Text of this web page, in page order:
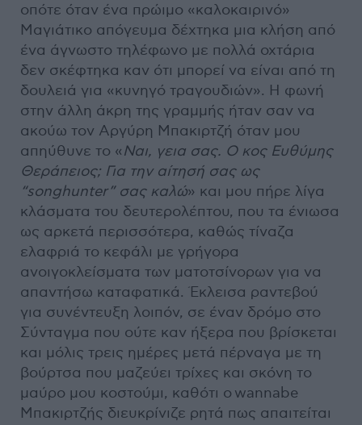
οπότε όταν ένα πρώιμο «καλοκαιρινό»
Μαγιάτικο απόγευμα δέχτηκα μια κλήση από
ένα άγνωστο τηλέφωνο με πολλά οχτάρια
δεν σκέφτηκα καν ότι μπορεί να είναι από τη
δουλειά για «κυνηγό τραγουδιών». Η φωνή
στην άλλη άκρη της γραμμής ήταν σαν να
ακούω τον Αργύρη Μπακιρτζή όταν μου
απηύθυνε το «Ναι, γεια σας. Ο κος Ευθύμης
Θεράπειος; Για την αίτησή σας ως
“songhunter” σας καλώ» και μου πήρε λίγα
κλάσματα του δευτερολέπτου, που τα ένιωσα
ως αρκετά περισσότερα, καθώς τίναζα
ελαφριά το κεφάλι με γρήγορα
ανοιγοκλείσματα των ματοτσίνορων για να
απαντήσω καταφατικά. Έκλεισα ραντεβού
για συνέντευξη λοιπόν, σε έναν δρόμο στο
Σύνταγμα που ούτε καν ήξερα που βρίσκεται
και μόλις τρεις ημέρες μετά πέρναγα με τη
βούρτσα που μαζεύει τρίχες και σκόνη το
μαύρο μου κοστούμι, καθότι ο wannabe
Μπακιρτζής διευκρίνιζε ρητά πως απαιτείται